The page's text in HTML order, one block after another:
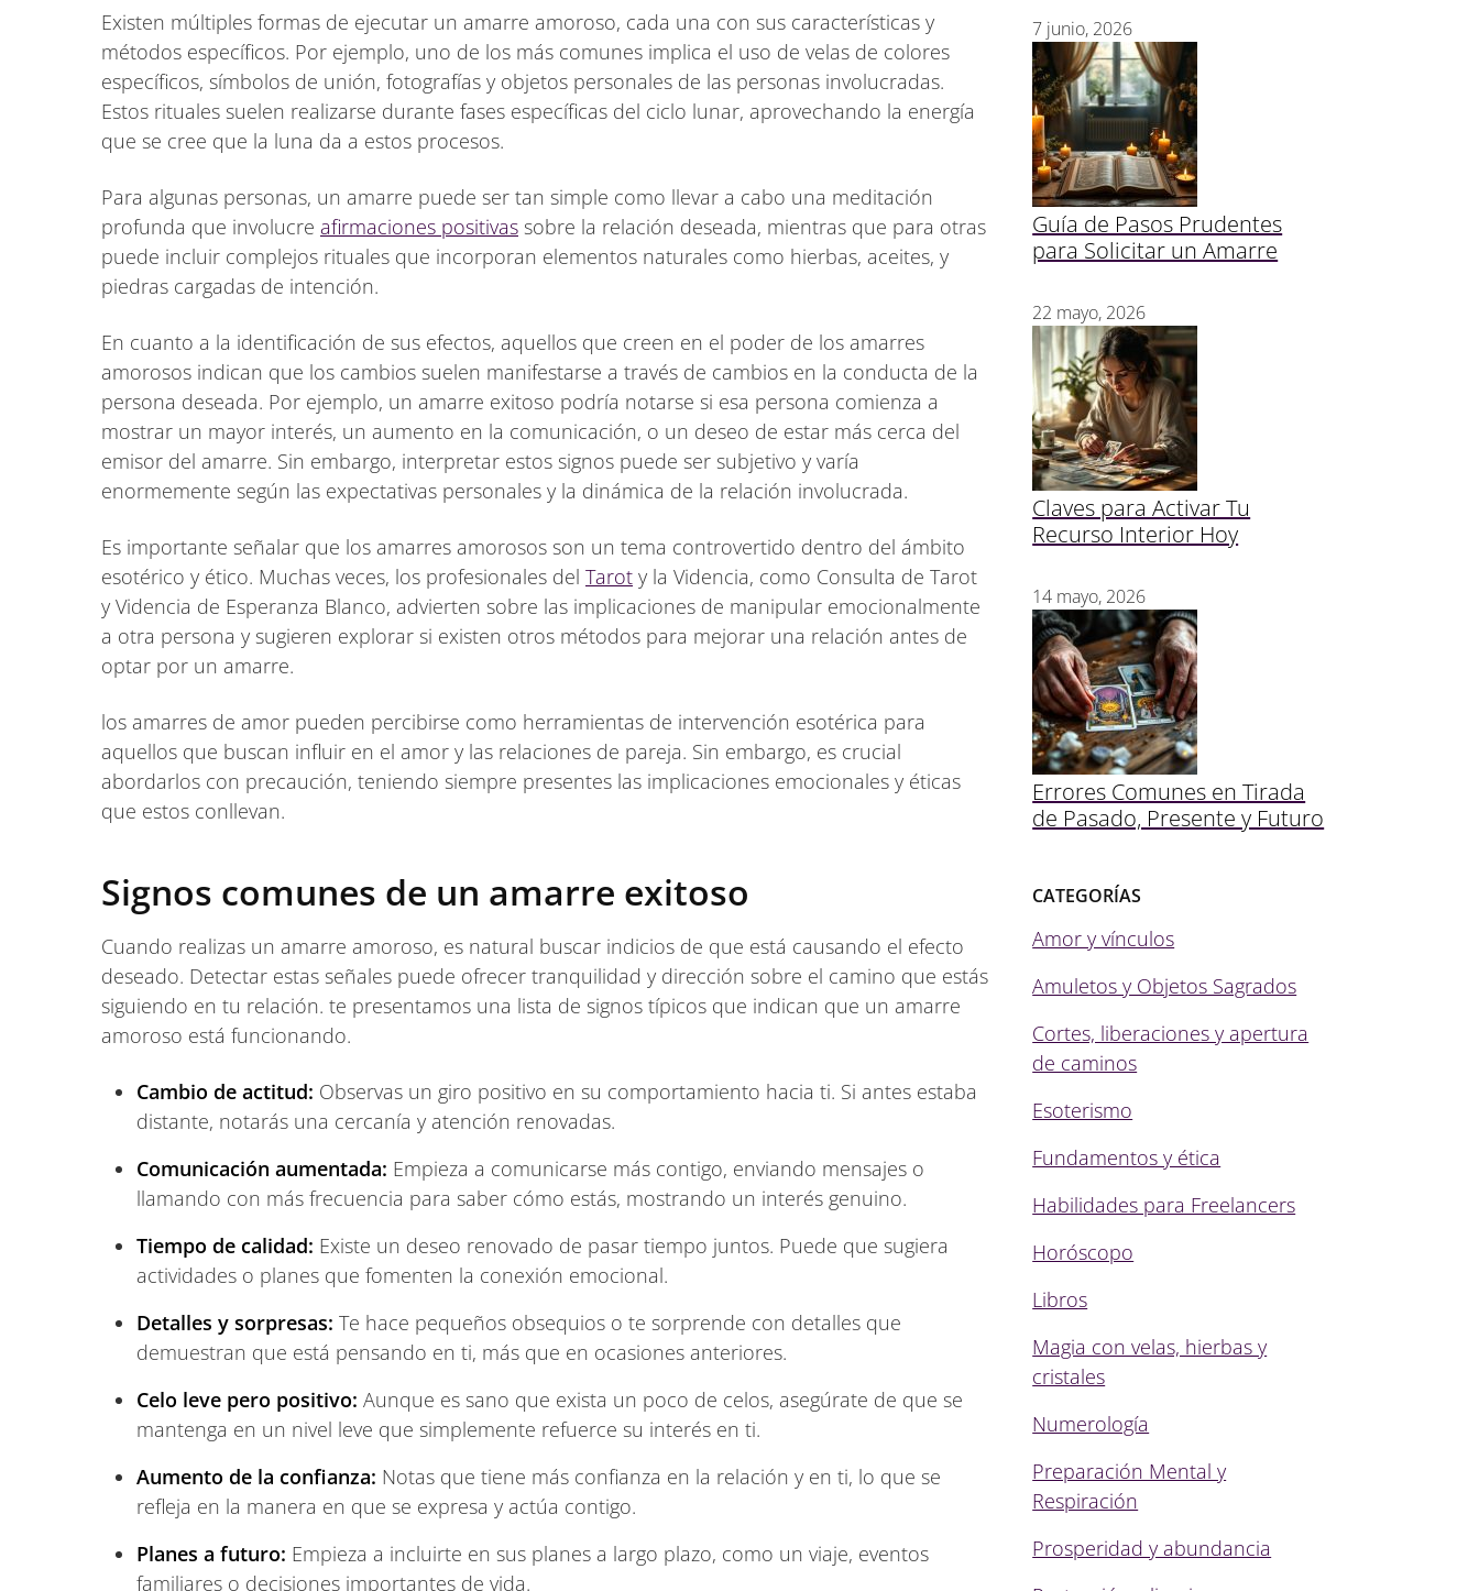
Existen múltiples formas de ejecutar un amarre amoroso, cada una con sus características y
métodos específicos. Por ejemplo, uno de los más comunes implica el uso de velas de colores
específicos, símbolos de unión, fotografías y objetos personales de las personas involucradas.
Estos rituales suelen realizarse durante fases específicas del ciclo lunar, aprovechando la energía
que se cree que la luna da a estos procesos.
Para algunas personas, un amarre puede ser tan simple como llevar a cabo una meditación
profunda que involucre afirmaciones positivas sobre la relación deseada, mientras que para otras
puede incluir complejos rituales que incorporan elementos naturales como hierbas, aceites, y
piedras cargadas de intención.
En cuanto a la identificación de sus efectos, aquellos que creen en el poder de los amarres
amorosos indican que los cambios suelen manifestarse a través de cambios en la conducta de la
persona deseada. Por ejemplo, un amarre exitoso podría notarse si esa persona comienza a
mostrar un mayor interés, un aumento en la comunicación, o un deseo de estar más cerca del
emisor del amarre. Sin embargo, interpretar estos signos puede ser subjetivo y varía
enormemente según las expectativas personales y la dinámica de la relación involucrada.
Es importante señalar que los amarres amorosos son un tema controvertido dentro del ámbito
esotérico y ético. Muchas veces, los profesionales del Tarot y la Videncia, como Consulta de Tarot
y Videncia de Esperanza Blanco, advierten sobre las implicaciones de manipular emocionalmente
a otra persona y sugieren explorar si existen otros métodos para mejorar una relación antes de
optar por un amarre.
los amarres de amor pueden percibirse como herramientas de intervención esotérica para
aquellos que buscan influir en el amor y las relaciones de pareja. Sin embargo, es crucial
abordarlos con precaución, teniendo siempre presentes las implicaciones emocionales y éticas
que estos conllevan.
Signos comunes de un amarre exitoso
Cuando realizas un amarre amoroso, es natural buscar indicios de que está causando el efecto
deseado. Detectar estas señales puede ofrecer tranquilidad y dirección sobre el camino que estás
siguiendo en tu relación. te presentamos una lista de signos típicos que indican que un amarre
amoroso está funcionando.
Cambio de actitud: Observas un giro positivo en su comportamiento hacia ti. Si antes estaba
distante, notarás una cercanía y atención renovadas.
Comunicación aumentada: Empieza a comunicarse más contigo, enviando mensajes o
llamando con más frecuencia para saber cómo estás, mostrando un interés genuino.
Tiempo de calidad: Existe un deseo renovado de pasar tiempo juntos. Puede que sugiera
actividades o planes que fomenten la conexión emocional.
Detalles y sorpresas: Te hace pequeños obsequios o te sorprende con detalles que
demuestran que está pensando en ti, más que en ocasiones anteriores.
Celo leve pero positivo: Aunque es sano que exista un poco de celos, asegúrate de que se
mantenga en un nivel leve que simplemente refuerce su interés en ti.
Aumento de la confianza: Notas que tiene más confianza en la relación y en ti, lo que se
refleja en la manera en que se expresa y actúa contigo.
Planes a futuro: Empieza a incluirte en sus planes a largo plazo, como un viaje, eventos
familiares o decisiones importantes de vida.
7 junio, 2026
Guía de Pasos Prudentes
para Solicitar un Amarre
22 mayo, 2026
Claves para Activar Tu
Recurso Interior Hoy
14 mayo, 2026
Errores Comunes en Tirada
de Pasado, Presente y Futuro
CATEGORÍAS
Amor y vínculos
Amuletos y Objetos Sagrados
Cortes, liberaciones y apertura
de caminos
Esoterismo
Fundamentos y ética
Habilidades para Freelancers
Horóscopo
Libros
Magia con velas, hierbas y
cristales
Numerología
Preparación Mental y
Respiración
Prosperidad y abundancia